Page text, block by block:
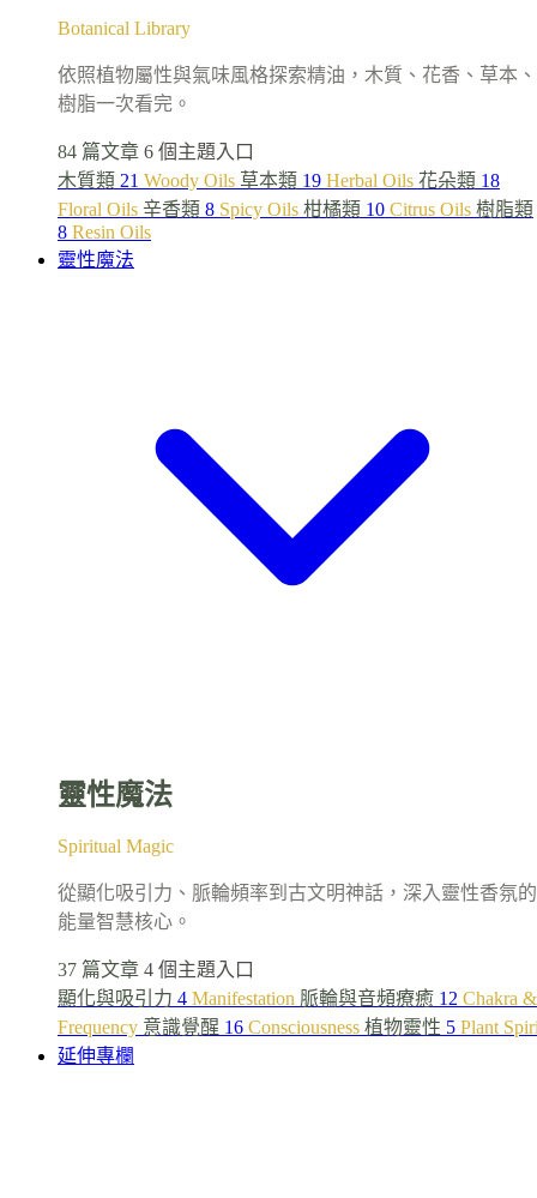
Botanical Library
依照植物屬性與氣味風格探索精油，木質、花香、草本、
樹脂一次看完。
84 篇文章 6 個主題入口
木質類 21 Woody Oils 草本類 19 Herbal Oils 花朵類 18
Floral Oils 辛香類 8 Spicy Oils 柑橘類 10 Citrus Oils 樹脂類
8 Resin Oils
靈性魔法
靈性魔法
Spiritual Magic
從顯化吸引力、脈輪頻率到古文明神話，深入靈性香氛的
能量智慧核心。
37 篇文章 4 個主題入口
顯化與吸引力 4 Manifestation 脈輪與音頻療癒 12 Chakra &
Frequency 意識覺醒 16 Consciousness 植物靈性 5 Plant
延伸專欄